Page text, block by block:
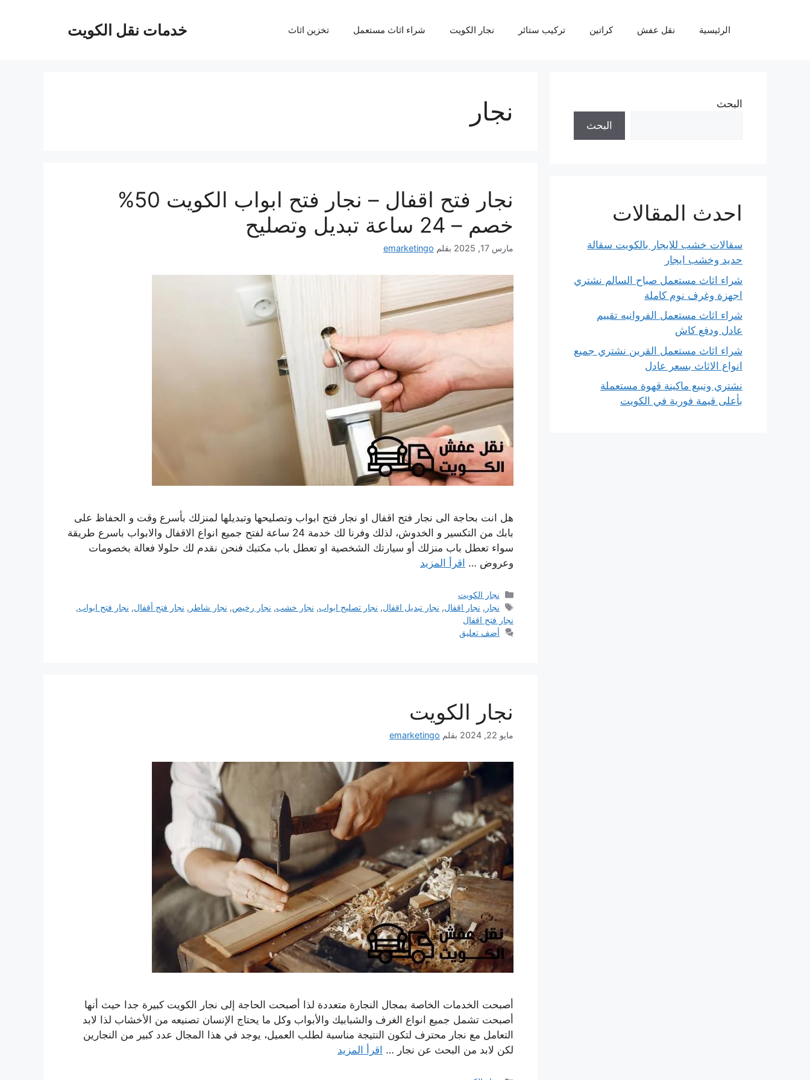
خدمات نقل الكويت الرئيسية نقل عفش كراتين تركيب ستائر نجار الكويت شراء اثاث مستعمل تخزين اثاث
نجار
نجار فتح اقفال – نجار فتح ابواب الكويت 50%
خصم – 24 ساعة تبديل وتصليح
مارس 17, 2025 بقلم emarketingo
هل انت بحاجة الى نجار فتح اقفال او نجار فتح ابواب وتصليحها وتبديلها لمنزلك بأسرع وقت و الحفاظ على
بابك من التكسير و الخدوش، لذلك وفرنا لك خدمة 24 ساعة لفتح جميع انواع الاقفال والابواب باسرع طريقة
سواء تعطل باب منزلك أو سيارتك الشخصية او تعطل باب مكتبك فنحن نقدم لك حلولا فعالة بخصومات
وعروض … اقرأ المزيد
التصنيفات
نجار الكويت
الوسوم
نجار , نجار اقفال, نجار تبديل اقفال, نجار تصليح ابواب, نجار خشب, نجار رخيص, نجار شاطر , نجار فتح أقفال, نجار فتح ابواب,
نجار فتح اقفال
أضف تعليق
نجار الكويت
مايو 22, 2024 بقلم emarketingo
أصبحت الخدمات الخاصة بمجال النجارة متعددة لذا أصبحت الحاجة إلى نجار الكويت كبيرة جدا حيث أنها
أصبحت تشمل جميع انواع الغرف والشبابيك والأبواب وكل ما يحتاج الإنسان تصنيعه من الأخشاب لذا لابد
التعامل مع نجار محترف لتكون النتيجة مناسبة لطلب العميل، يوجد في هذا المجال عدد كبير من النجارين
لكن لابد من البحث عن نجار … اقرأ المزيد
البحث
البحث
احدث المقالات
سقالات خشب للايجار بالكويت سقالة
حديد وخشب ايجار
شراء اثاث مستعمل صباح السالم نشتري
اجهزة وغرف نوم كاملة
شراء اثاث مستعمل الفروانيه تقييم
عادل ودفع كاش
شراء اثاث مستعمل القرين نشتري جميع
انواع الاثاث بسعر عادل
نشتري ونبيع ماكينة قهوة مستعملة
بأعلى قيمة فورية في الكويت